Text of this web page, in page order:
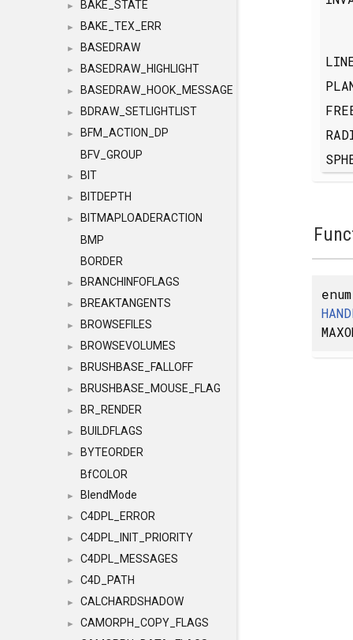
► BAKE_STATE
► BAKE_TEX_ERR
► BASEDRAW
► BASEDRAW_HIGHLIGHT
► BASEDRAW_HOOK_MESSAGE
► BDRAW_SETLIGHTLIST
►
BFM_ACTION_DP
BFV_GROUP
► BIT
► BITDEPTH
►
BITMAPLOADERACTION
BMP
BORDER
► BRANCHINFOFLAGS
► BREAKTANGENTS
► BROWSEFILES
► BROWSEVOLUMES
► BRUSHBASE_FALLOFF
► BRUSHBASE_MOUSE_FLAG
► BR_RENDER
► BUILDFLAGS
►
BYTEORDER
BfCOLOR
► BlendMode
► C4DPL_ERROR
► C4DPL_INIT_PRIORITY
► C4DPL_MESSAGES
► C4D_PATH
► CALCHARDSHADOW
►
CAMORPH_COPY_FLAGS
enum